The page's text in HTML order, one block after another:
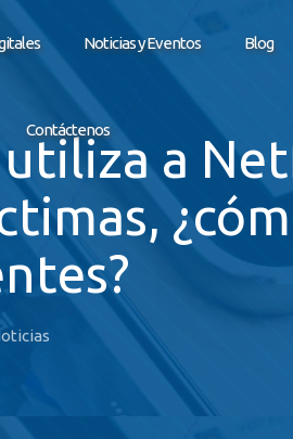
Noticias y Eventos Blog
Contáctenos
a